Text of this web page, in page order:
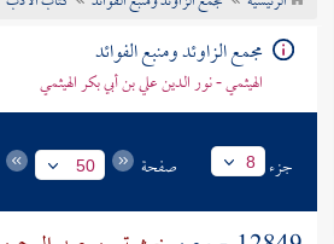
مجمع الزاوئد ومنبع الفوائد
الهيثمي - نور الدين علي بن أبي بكر الهيثمي
جزء 8 صفحة 50